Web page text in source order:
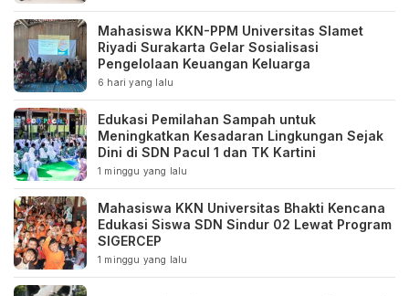
Mahasiswa KKN-PPM Universitas Slamet
Riyadi Surakarta Gelar Sosialisasi
Pengelolaan Keuangan Keluarga
6 hari yang lalu
Edukasi Pemilahan Sampah untuk
Meningkatkan Kesadaran Lingkungan Sejak
Dini di SDN Pacul 1 dan TK Kartini
1 minggu yang lalu
Mahasiswa KKN Universitas Bhakti Kencana
Edukasi Siswa SDN Sindur 02 Lewat Program
SIGERCEP
1 minggu yang lalu